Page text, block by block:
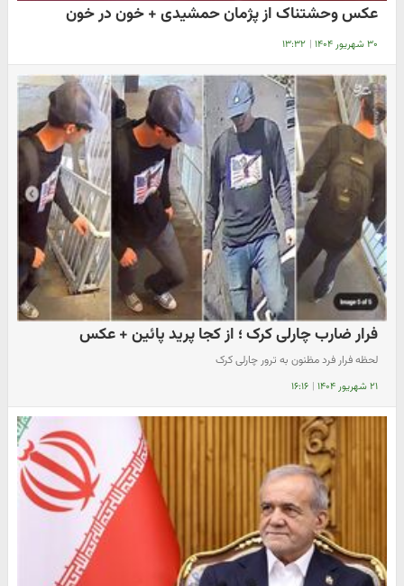
عکس وحشتناک از پژمان حمشیدی + خون در خون
۳۰ شهریور ۱۴۰۴ | ۱۳:۳۲
فرار ضارب چارلی کرک ؛ از کجا پرید پائین + عکس
لحظه فرار فرد مظنون به ترور چارلی کرک
۲۱ شهریور ۱۴۰۴ | ۱۶:۱۶